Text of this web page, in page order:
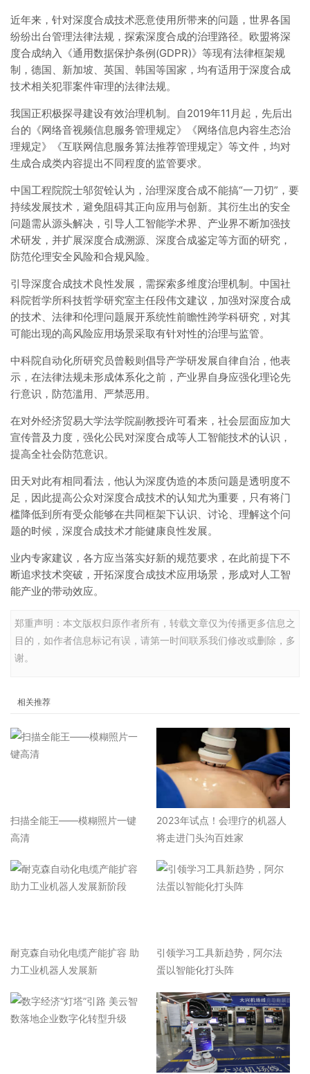
近年来，针对深度合成技术恶意使用所带来的问题，世界各国
纷纷出台管理法律法规，探索深度合成的治理路径。欧盟将深
度合成纳入《通用数据保护条例(GDPR)》等现有法律框架规
制，德国、新加坡、英国、韩国等国家，均有适用于深度合成
技术相关犯罪案件审理的法律法规。
我国正积极探寻建设有效治理机制。自2019年11月起，先后出
台的《网络音视频信息服务管理规定》《网络信息内容生态治
理规定》《互联网信息服务算法推荐管理规定》等文件，均对
生成合成类内容提出不同程度的监管要求。
中国工程院院士邬贺铨认为，治理深度合成不能搞“一刀切”，要
持续发展技术，避免阻碍其正向应用与创新。其衍生出的安全
问题需从源头解决，引导人工智能学术界、产业界不断加强技
术研发，并扩展深度合成溯源、深度合成鉴定等方面的研究，
防范伦理安全风险和合规风险。
引导深度合成技术良性发展，需探索多维度治理机制。中国社
科院哲学所科技哲学研究室主任段伟文建议，加强对深度合成
的技术、法律和伦理问题展开系统性前瞻性跨学科研究，对其
可能出现的高风险应用场景采取有针对性的治理与监管。
中科院自动化所研究员曾毅则倡导产学研发展自律自治，他表
示，在法律法规未形成体系化之前，产业界自身应强化理论先
行意识，防范滥用、严禁恶用。
在对外经济贸易大学法学院副教授许可看来，社会层面应加大
宣传普及力度，强化公民对深度合成等人工智能技术的认识，
提高全社会防范意识。
田天对此有相同看法，他认为深度伪造的本质问题是透明度不
足，因此提高公众对深度合成技术的认知尤为重要，只有将门
槛降低到所有受众能够在共同框架下认识、讨论、理解这个问
题的时候，深度合成技术才能健康良性发展。
业内专家建议，各方应当落实好新的规范要求，在此前提下不
断追求技术突破，开拓深度合成技术应用场景，形成对人工智
能产业的带动效应。
郑重声明：本文版权归原作者所有，转载文章仅为传播更多信息之
目的，如作者信息标记有误，请第一时间联系我们修改或删除，多
谢。
相关推荐
扫描全能王——模糊照片一键
高清
2023年试点！会理疗的机器人
将走进门头沟百姓家
耐克森自动化电缆产能扩容 助
力工业机器人发展新
引领学习工具新趋势，阿尔法
蛋以智能化打头阵